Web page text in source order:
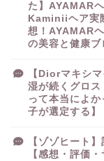
た】AYAMAR
Kaminiiヘア実
想！AYAMAR
の美容と健康ブ
【Diorマキシ
湿が続くグロス
って本当によ
子が選定する
【ゾゾヒート
【感想・評価